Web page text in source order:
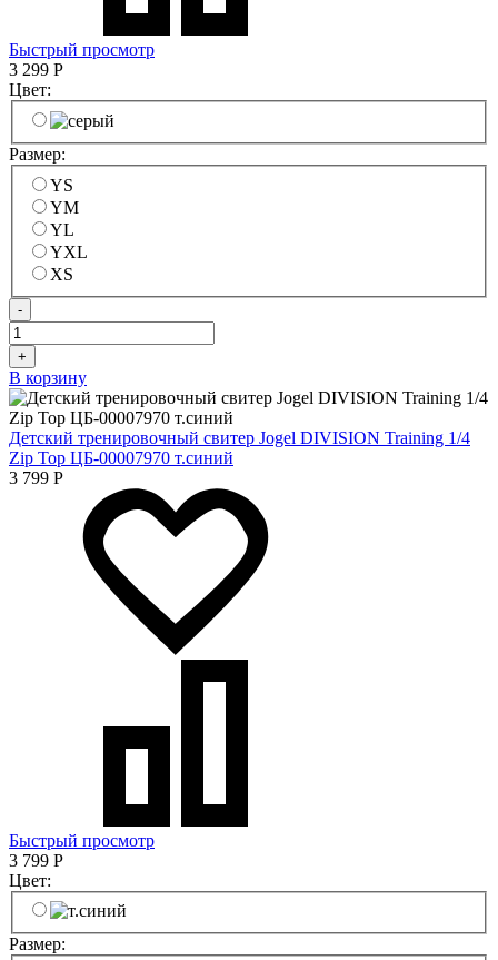
Быстрый просмотр
3 299 Р
Цвет:
Размер:
YS
YM
YL
YXL
XS
-
+
В корзину
Детский тренировочный свитер Jogel DIVISION Training 1/4
Zip Top ЦБ-00007970 т.синий
3 799 Р
Быстрый просмотр
3 799 Р
Цвет:
Размер: